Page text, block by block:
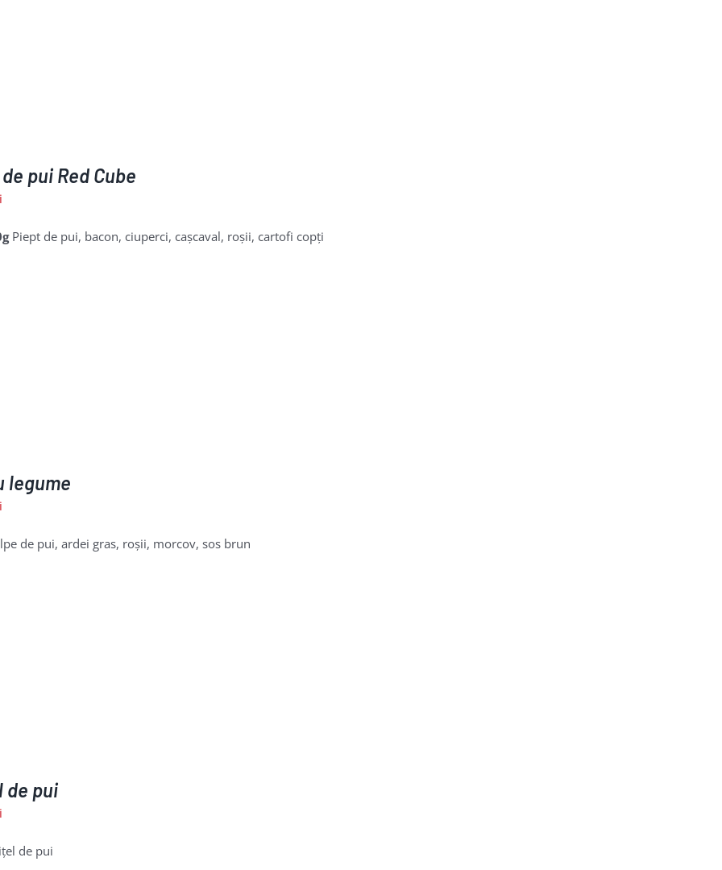
pui Red Cube
Piept de pui, bacon, ciuperci, cașcaval, roșii, cartofi copți
legume
de pui, ardei gras, roșii, morcov, sos brun
de pui
de pui